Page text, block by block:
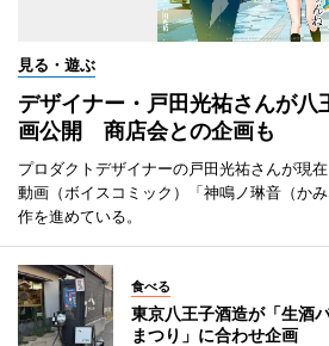
見る・遊ぶ
デザイナー・戸田光祐さんが八
画公開 商店会との企画も
プロダクトデザイナーの戸田光祐さんが現
動画（ボイスコミック）「神鳴ノ琳音（か
作を進めている。
食べる
東京八王子酒造が「生酒
まつり」に合わせ企画